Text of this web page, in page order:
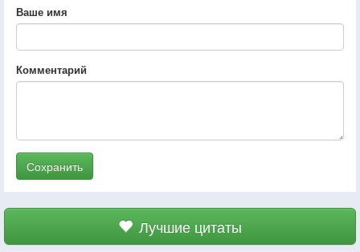
Ваше имя
Комментарий
Сохранить
Лучшие цитаты